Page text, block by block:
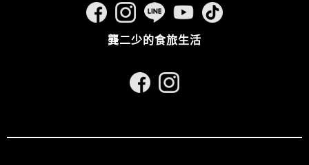
龔二少的食旅生活